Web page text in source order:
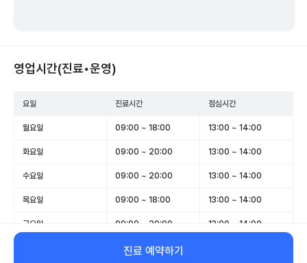
영업시간(진료•운영)
요일 진료시간 점심시간
월요일 09:00 ~ 18:00 13:00 ~ 14:00
화요일 09:00 ~ 20:00 13:00 ~ 14:00
수요일 09:00 ~ 20:00 13:00 ~ 14:00
목요일 09:00 ~ 18:00 13:00 ~ 14:00
금요일 09:00 ~ 20:00 13:00 ~ 14:00
09:00 ~ 15:00
진료 예약하기